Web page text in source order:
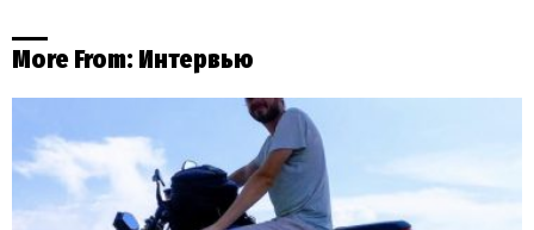
More From: Интервью